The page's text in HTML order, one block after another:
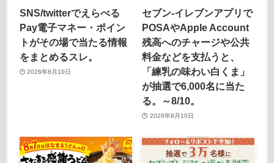
SNS/twitterでえらべる
Pay電子マネー・ポイン
トがその場で当たる情報
をまとめるスレ。
2026年8月10日
セブン-イレブンアプリで
POSAやApple Account
残高へのチャージや公共
料金などを支払うと、
「練乳の味わい白くま」
が抽選で6,000名に当た
る。～8/10。
2026年8月10日